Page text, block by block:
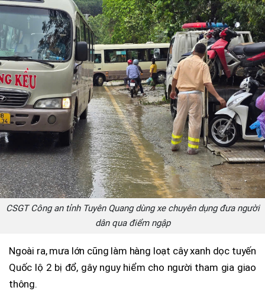
CSGT Công an tỉnh Tuyên Quang dùng xe chuyên dụng đưa người
dân qua điểm ngập
Ngoài ra, mưa lớn cũng làm hàng loạt cây xanh dọc tuyến
Quốc lộ 2 bị đổ, gây nguy hiểm cho người tham gia giao
thông.